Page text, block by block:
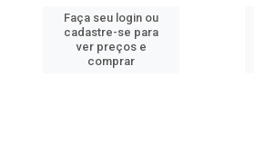
Faça seu login ou
cadastre-se para
ver preços e
comprar